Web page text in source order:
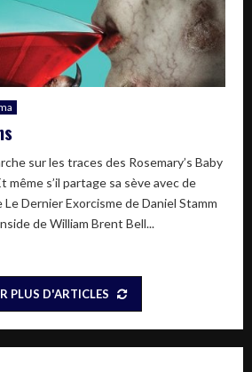
sur les traces des Rosemary’s Baby
s’il partage sa sève avec de
Dernier Exorcisme de Daniel Stamm
de William Brent Bell...
PLUS D'ARTICLES